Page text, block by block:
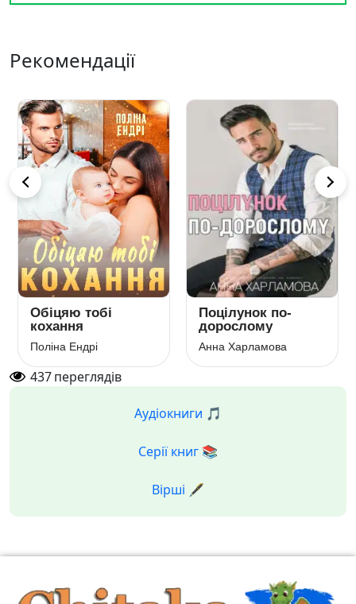
Рекомендації
Обіцяю тобі
кохання
Поліна Ендрі
Поцілунок по-
дорослому
Анна Харламова
437переглядів
Аудіокниги 🎵
Серії книг 📚
Вірші 🖋️